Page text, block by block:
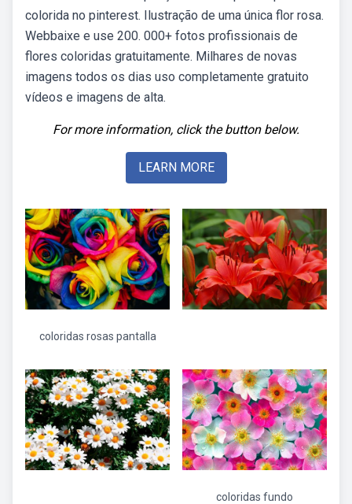
colorida no pinterest. Ilustração de uma única flor rosa.
Webbaixe e use 200. 000+ fotos profissionais de
flores coloridas gratuitamente. Milhares de novas
imagens todos os dias uso completamente gratuito
vídeos e imagens de alta.
For more information, click the button below.
LEARN MORE
coloridas rosas pantalla
coloridas fundo